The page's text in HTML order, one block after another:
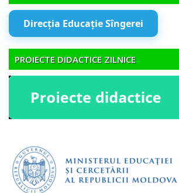
Direcția Educație Sîngerei
PROIECTE DIDACTICE ZILNICE